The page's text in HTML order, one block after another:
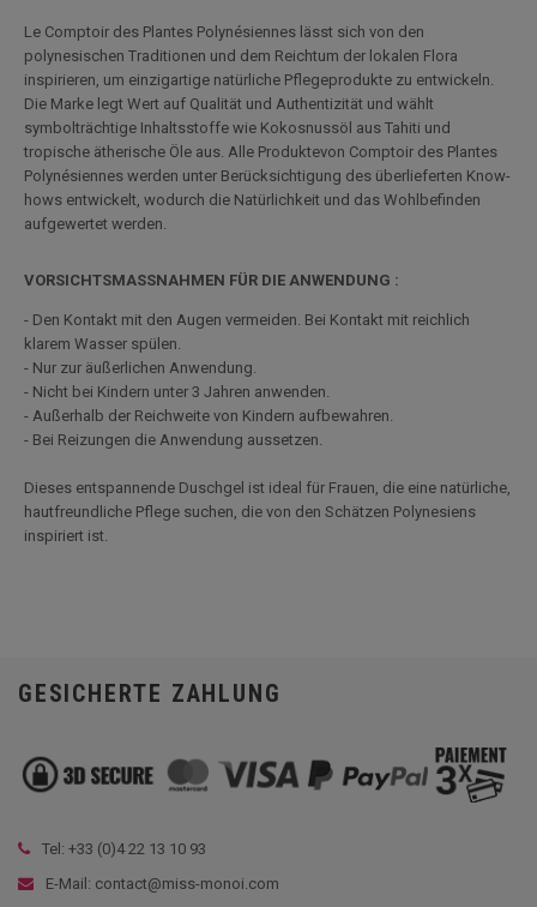
Le Comptoir des Plantes Polynésiennes lässt sich von den
polynesischen Traditionen und dem Reichtum der lokalen Flora
inspirieren, um einzigartige natürliche Pflegeprodukte zu entwickeln.
Die Marke legt Wert auf Qualität und Authentizität und wählt
symbolträchtige Inhaltsstoffe wie Kokosnussöl aus Tahiti und
tropische ätherische Öle aus. Alle Produktevon Comptoir des Plantes
Polynésiennes werden unter Berücksichtigung des überlieferten Know-
hows entwickelt, wodurch die Natürlichkeit und das Wohlbefinden
aufgewertet werden.
VORSICHTSMASSNAHMEN FÜR DIE ANWENDUNG :
- Den Kontakt mit den Augen vermeiden. Bei Kontakt mit reichlich
klarem Wasser spülen.
- Nur zur äußerlichen Anwendung.
- Nicht bei Kindern unter 3 Jahren anwenden.
- Außerhalb der Reichweite von Kindern aufbewahren.
- Bei Reizungen die Anwendung aussetzen.
Dieses entspannende Duschgel ist ideal für Frauen, die eine natürliche,
hautfreundliche Pflege suchen, die von den Schätzen Polynesiens
inspiriert ist.
GESICHERTE ZAHLUNG
Tel: +33 (0)4 22 13 10 93
E-Mail: contact@miss-monoi.com